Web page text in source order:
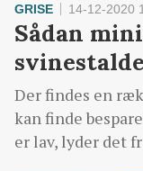
GRISE 14-12-2020
Sådan
Der findes en
kan finde
er lav, lyder det